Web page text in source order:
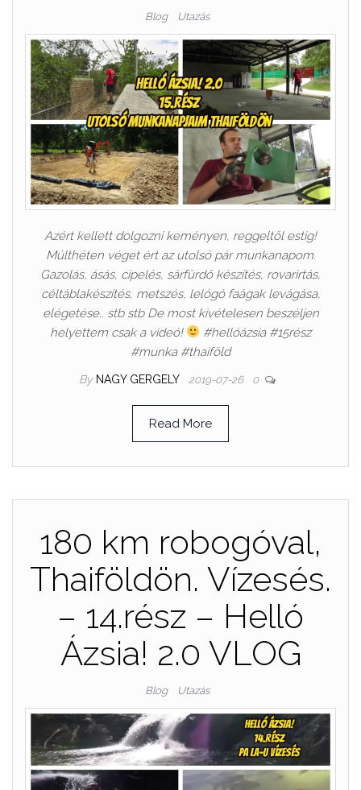
Blog Utazás
Azért kellett dolgozni keményen, reggeltől estig!
Múlthéten véget ért az utolsó pár munkanapom.
Gazolás, ásás, cipelés, sárfürdő készítés, rovarirtás,
céltáblakészítés, metszés, lelógó faágak levágása,
elégetése.. stb stb De most kivételesen beszéljen
helyettem csak a videó!
#hellóázsia #15rész
#munka #thaiföld
By NAGY GERGELY 2019-07-26 0
Read More
180 km robogóval,
Thaiföldön. Vízesés.
– 14.rész – Helló
Ázsia! 2.0 VLOG
Blog Utazás